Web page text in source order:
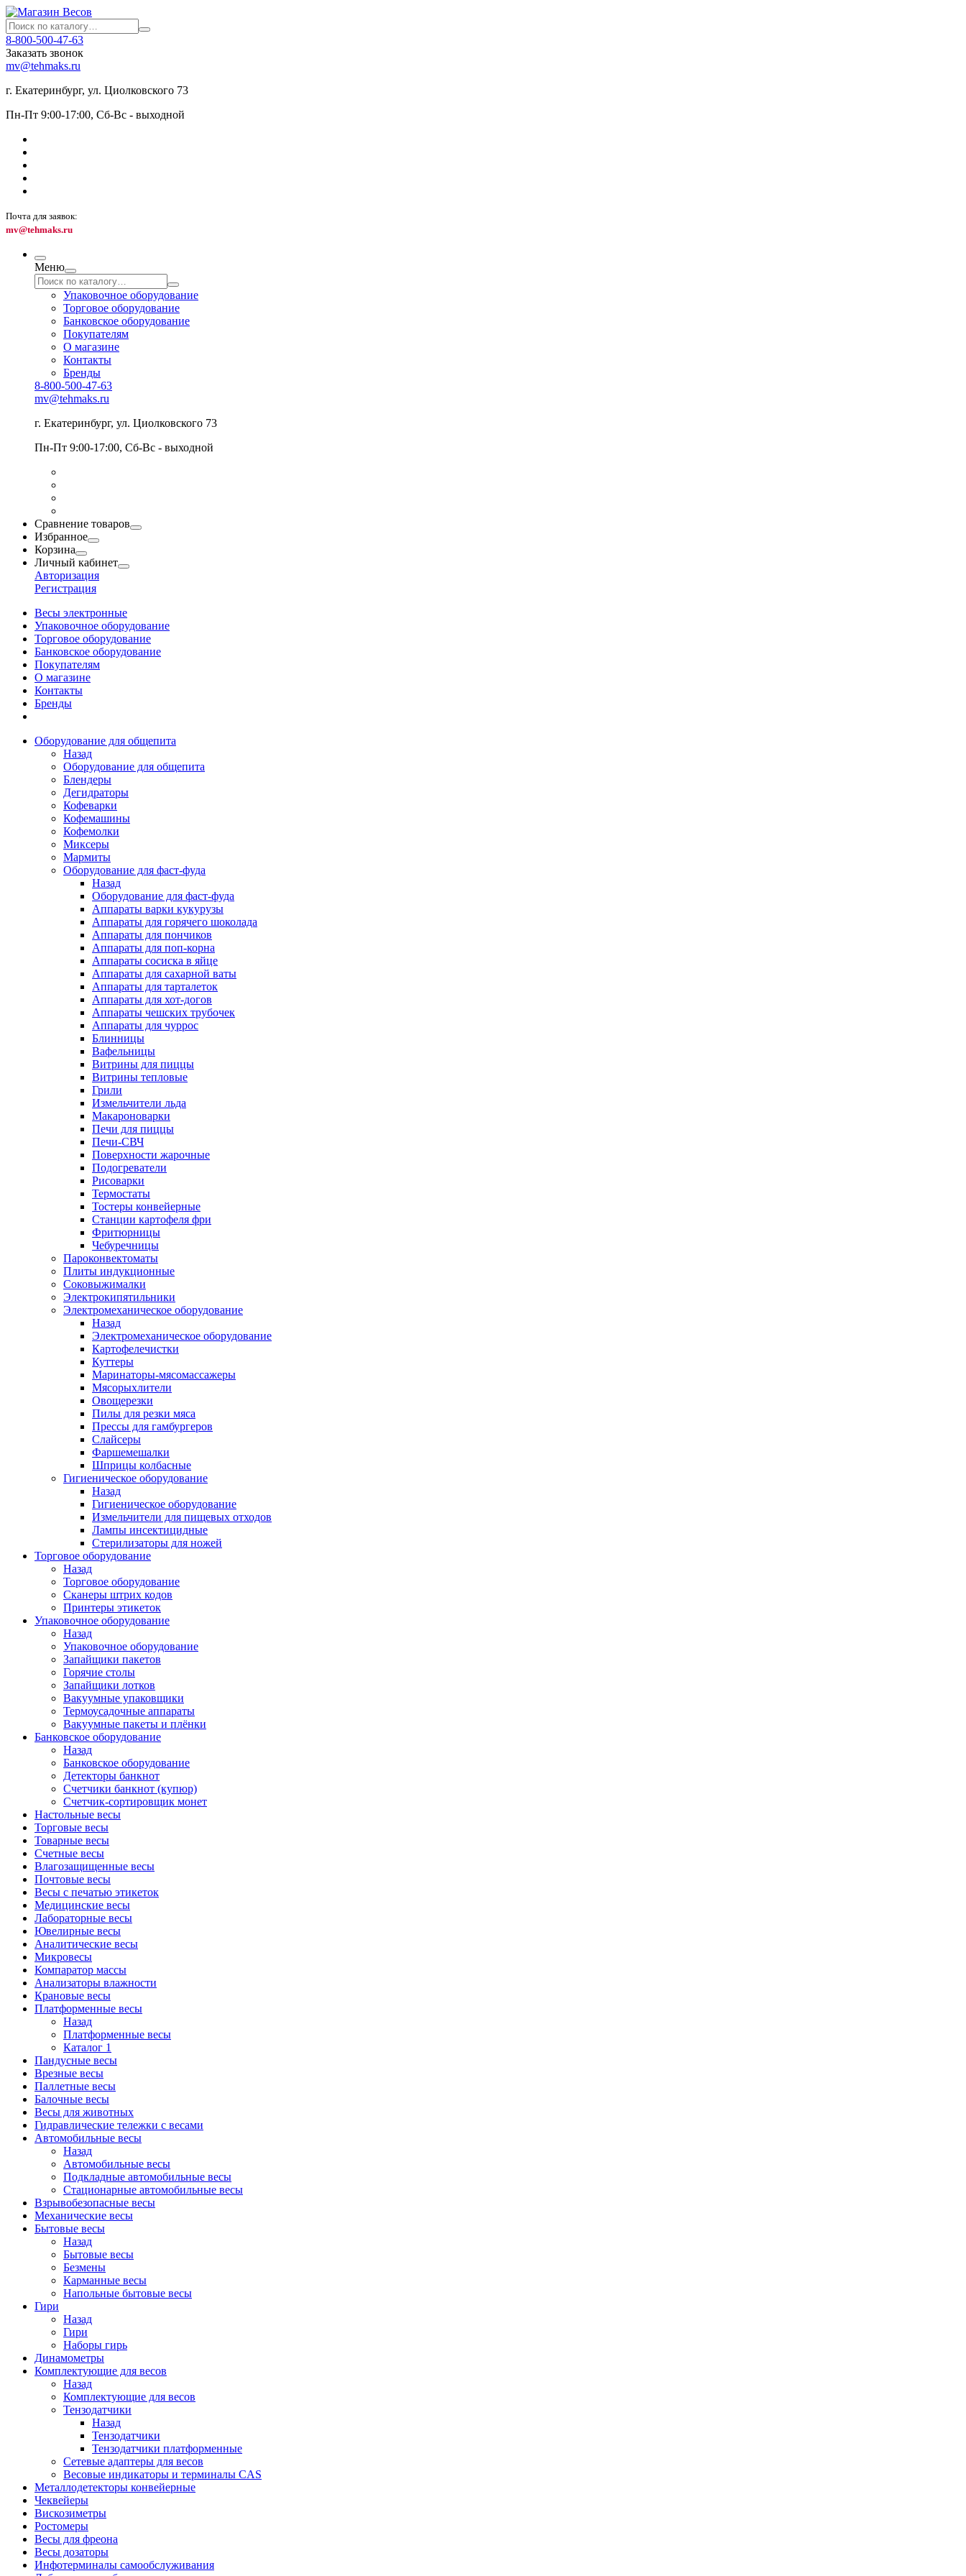
8-800-500-47-63
Заказать звонок
mv@tehmaks.ru
г. Екатеринбург, ул. Циолковского 73
Пн-Пт 9:00-17:00, Сб-Вс - выходной
Почта для заявок:
mv@tehmaks.ru
Меню
Упаковочное оборудование
Торговое оборудование
Банковское оборудование
Покупателям
О магазине
Контакты
Бренды
8-800-500-47-63
mv@tehmaks.ru
г. Екатеринбург, ул. Циолковского 73
Пн-Пт 9:00-17:00, Сб-Вс - выходной
Сравнение товаров
Избранное
Корзина
Личный кабинет
Авторизация
Регистрация
Весы электронные
Упаковочное оборудование
Торговое оборудование
Банковское оборудование
Покупателям
О магазине
Контакты
Бренды
Оборудование для общепита
Назад
Оборудование для общепита
Блендеры
Дегидраторы
Кофеварки
Кофемашины
Кофемолки
Миксеры
Мармиты
Оборудование для фаст-фуда
Назад
Оборудование для фаст-фуда
Аппараты варки кукурузы
Аппараты для горячего шоколада
Аппараты для пончиков
Аппараты для поп-корна
Аппараты сосиска в яйце
Аппараты для сахарной ваты
Аппараты для тарталеток
Аппараты для хот-догов
Аппараты чешских трубочек
Аппараты для чуррос
Блинницы
Вафельницы
Витрины для пиццы
Витрины тепловые
Грили
Измельчители льда
Макароноварки
Печи для пиццы
Печи-СВЧ
Поверхности жарочные
Подогреватели
Рисоварки
Термостаты
Тостеры конвейерные
Станции картофеля фри
Фритюрницы
Чебуречницы
Пароконвектоматы
Плиты индукционные
Соковыжималки
Электрокипятильники
Электромеханическое оборудование
Назад
Электромеханическое оборудование
Картофелечистки
Куттеры
Маринаторы-мясомассажеры
Мясорыхлители
Овощерезки
Пилы для резки мяса
Прессы для гамбургеров
Слайсеры
Фаршемешалки
Шприцы колбасные
Гигиеническое оборудование
Назад
Гигиеническое оборудование
Измельчители для пищевых отходов
Лампы инсектицидные
Стерилизаторы для ножей
Торговое оборудование
Назад
Торговое оборудование
Сканеры штрих кодов
Принтеры этикеток
Упаковочное оборудование
Назад
Упаковочное оборудование
Запайщики пакетов
Горячие столы
Запайщики лотков
Вакуумные упаковщики
Термоусадочные аппараты
Вакуумные пакеты и плёнки
Банковское оборудование
Назад
Банковское оборудование
Детекторы банкнот
Cчетчики банкнот (купюр)
Счетчик-сортировщик монет
Настольные весы
Торговые весы
Товарные весы
Счетные весы
Влагозащищенные весы
Почтовые весы
Весы с печатью этикеток
Медицинские весы
Лабораторные весы
Ювелирные весы
Аналитические весы
Микровесы
Компаратор массы
Анализаторы влажности
Крановые весы
Платформенные весы
Назад
Платформенные весы
Каталог 1
Пандусные весы
Врезные весы
Паллетные весы
Балочные весы
Весы для животных
Гидравлические тележки с весами
Автомобильные весы
Назад
Автомобильные весы
Подкладные автомобильные весы
Стационарные автомобильные весы
Взрывобезопасные весы
Механические весы
Бытовые весы
Назад
Бытовые весы
Безмены
Карманные весы
Напольные бытовые весы
Гири
Назад
Гири
Наборы гирь
Динамометры
Комплектующие для весов
Назад
Комплектующие для весов
Тензодатчики
Назад
Тензодатчики
Тензодатчики платформенные
Сетевые адаптеры для весов
Весовые индикаторы и терминалы CAS
Металлодетекторы конвейерные
Чеквейеры
Вискозиметры
Ростомеры
Весы для фреона
Весы дозаторы
Инфотерминалы самообслуживания